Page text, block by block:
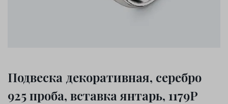
Подвеска декоративная, серебро
925 проба, вставка янтарь, 1179Р